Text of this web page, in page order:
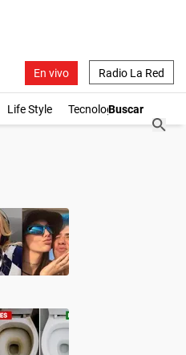
En vivo Radio La Red
Life Style Tecnología